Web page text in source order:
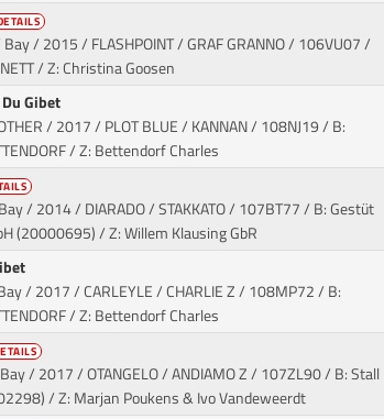
/ 2015 / FLASHPOINT / GRAF GRANNO/ 106VU07 /
/ Z: Christina Goosen
Gibet
/ 2017 / PLOT BLUE / KANNAN/ 108NJ19 / B:
/ Z: Bettendorf Charles
/ 2014 / DIARADO / STAKKATO/ 107BT77 / B: Gestüt
(20000695) / Z: Willem Klausing GbR
/ 2017 / CARLEYLE / CHARLIE Z/ 108MP72 / B:
/ Z: Bettendorf Charles
/ 2017 / OTANGELO / ANDIAMO Z/ 107ZL90 / B: Stall
/ Z: Marjan Poukens & Ivo Vandeweerdt